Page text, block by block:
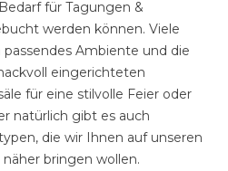
für Tagungen &
werden können. Viele
Ambiente und die
eingerichteten
für eine stilvolle Feier oder
natürlich gibt es auch
die wir Ihnen auf unseren
bringen wollen.